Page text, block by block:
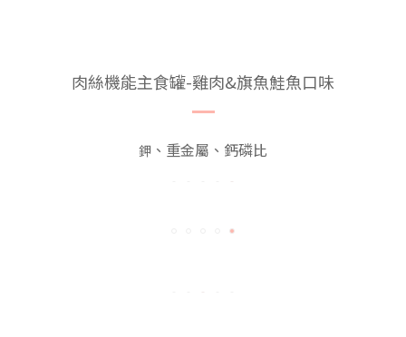
肉絲機能主食罐-雞肉&旗魚鮭魚口味
鉀 、重金屬、鈣磷比